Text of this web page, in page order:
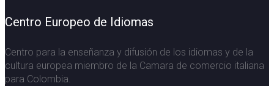
Centro Europeo de Idiomas
Centro para la enseñanza y difusión de los idiomas y de la
cultura europea miembro de la Camara de comercio italiana
para Colombia.